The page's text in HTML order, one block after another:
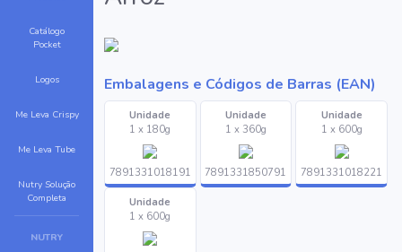
Catálogo
Pocket
Logos
Me Leva Crispy
Me Leva Tube
Nutry Solução
Completa
NUTRY
Embalagens e Códigos de Barras (EAN)
Unidade
1 x 180g
7891331018191
Unidade
1 x 360g
7891331850791
Unidade
1 x 600g
7891331018221
Unidade
1 x 600g